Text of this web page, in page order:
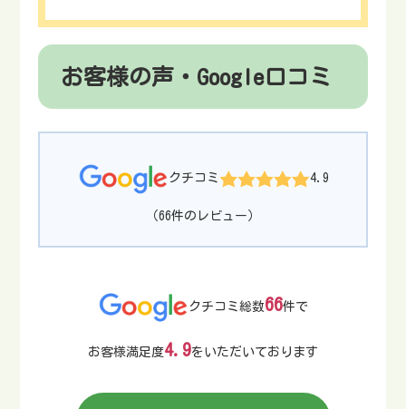
お客様の声・Google口コミ
クチコミ 4.9
（66件のレビュー）
クチコミ総数66件で
お客様満足度4.9をいただいております